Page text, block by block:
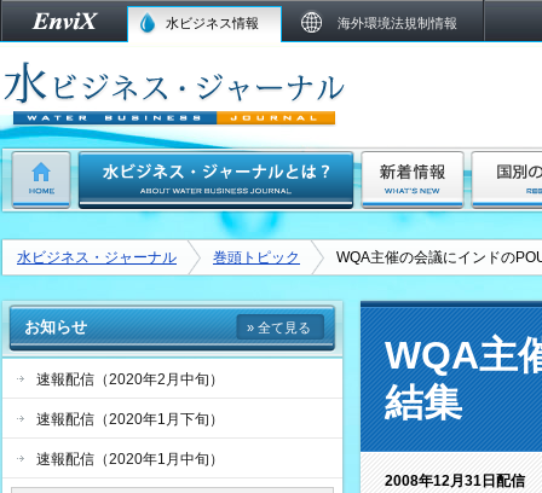
水ビジネス情報 海外環境法規制情報
水ビジネス・ジャーナル 巻頭トピック WQA主催の会議にインドの
WQA主
結集
2008年12月31日配信
お知らせ » 全て見る
速報配信（2020年2月中旬）
速報配信（2020年1月下旬）
速報配信（2020年1月中旬）